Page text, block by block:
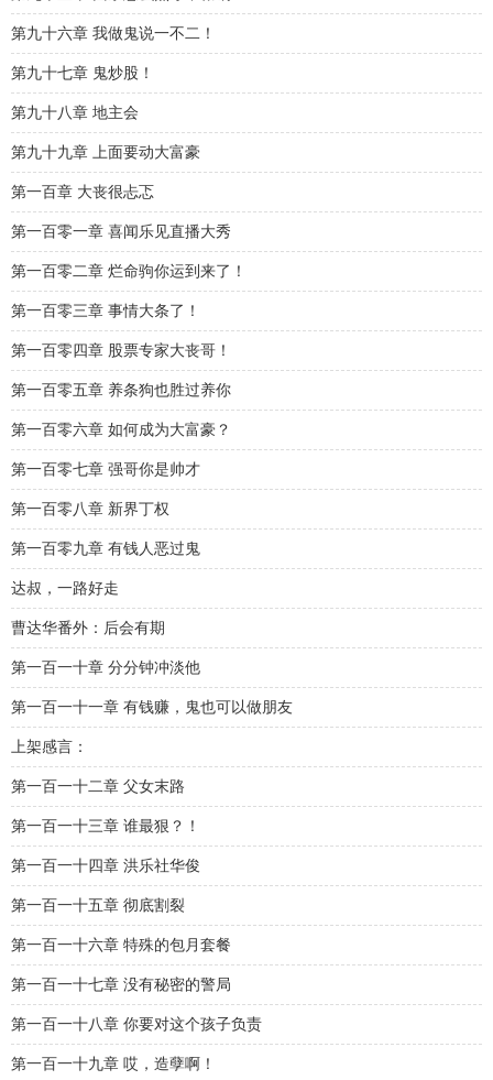
第九十六章 我做鬼说一不二！
第九十七章 鬼炒股！
第九十八章 地主会
第九十九章 上面要动大富豪
第一百章 大丧很忐忑
第一百零一章 喜闻乐见直播大秀
第一百零二章 烂命驹你运到来了！
第一百零三章 事情大条了！
第一百零四章 股票专家大丧哥！
第一百零五章 养条狗也胜过养你
第一百零六章 如何成为大富豪？
第一百零七章 强哥你是帅才
第一百零八章 新界丁权
第一百零九章 有钱人恶过鬼
达叔，一路好走
曹达华番外：后会有期
第一百一十章 分分钟冲淡他
第一百一十一章 有钱赚，鬼也可以做朋友
上架感言：
第一百一十二章 父女末路
第一百一十三章 谁最狠？！
第一百一十四章 洪乐社华俊
第一百一十五章 彻底割裂
第一百一十六章 特殊的包月套餐
第一百一十七章 没有秘密的警局
第一百一十八章 你要对这个孩子负责
第一百一十九章 哎，造孽啊！